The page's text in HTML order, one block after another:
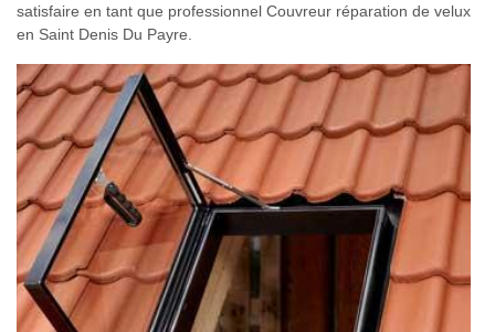
satisfaire en tant que professionnel Couvreur réparation de velux
en Saint Denis Du Payre.